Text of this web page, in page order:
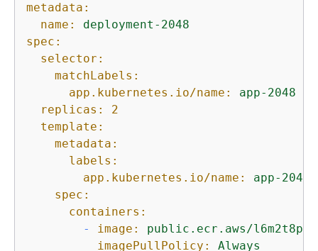
metadata:
name:
deployment-2048
spec:
selector:
matchLabels:
app.kubernetes.io/name:
app-2048
replicas:
2
template:
metadata:
labels:
app.kubernetes.io/name:
app-2048
spec:
containers:
-
image:
public.ecr.aws/
imagePullPolicy:
Always